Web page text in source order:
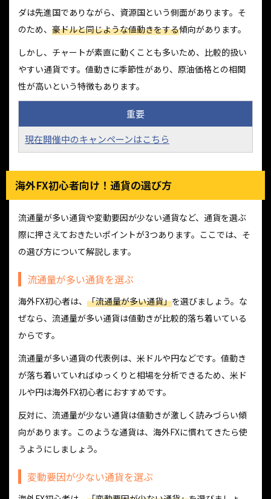
ダは先進国でありながら、資源国という側面があります。そ
のため、 豪ドルと同じような値動きをする傾向があります。
しかし、チャートが素直に動くことも多いため、比較的扱い
やすい通貨です。値動きに季節性があり、原油価格との相関
性が高いという特徴もあります。
重要
現在開催中のキャンペーンはこちら
海外FX初心者向け！通貨の選び方
流通量が多い通貨や変動要因が少ない通貨など、通貨を選ぶ
際に押さえておきたいポイントが3つあります。ここでは、そ
の選び方について解説します。
流通量が多い通貨を選ぶ
海外FX初心者は、 「流通量が多い通貨」を選びましょう。な
ぜなら、流通量が多い通貨は値動きが比較的落ち着いている
からです。
流通量が多い通貨の代表例は、米ドルや円などです。値動き
が落ち着いていればゆっくりと相場を分析できるため、米ド
ルや円は海外FX初心者におすすめです。
反対に、流通量が少ない通貨は値動きが激しく読みづらい傾
向があります。このような通貨は、海外FXに慣れてきたら使
うようにしましょう。
変動要因が少ない通貨を選ぶ